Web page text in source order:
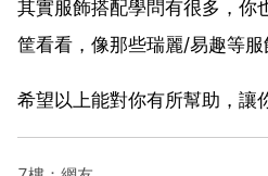
其實服飾搭配學問有很多，你
筐看看，像那些瑞麗/易趣等服
希望以上能對你有所幫助，讓